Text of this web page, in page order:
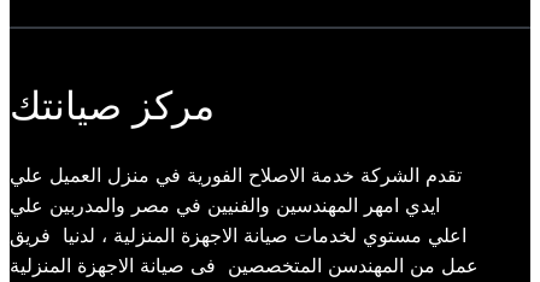
مركز صيانتك
تقدم الشركة خدمة الاصلاح الفورية في منزل العميل علي
ايدي امهر المهندسين والفنيين في مصر والمدربين علي
اعلي مستوي لخدمات صيانة الاجهزة المنزلية ، لدنيا فريق
عمل من المهندسن المتخصصين فى صيانة الاجهزة المنزلية